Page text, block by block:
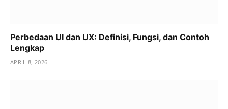
Perbedaan UI dan UX: Definisi, Fungsi, dan Contoh
Lengkap
APRIL 8, 2026